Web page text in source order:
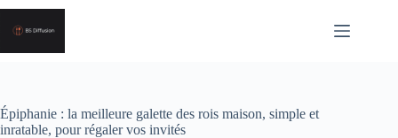
Passer
contenu
Épiphanie : la meilleure galette des rois maison, simple et
inratable, pour régaler vos invités